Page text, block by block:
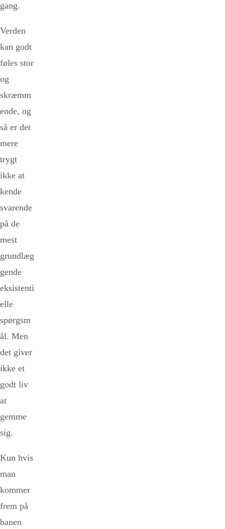
gang.
Verden
kan godt
føles stor
og
skræmm
ende, og
så er det
mere
trygt
ikke at
kende
svarende
på de
mest
grundlæg
gende
eksistenti
elle
spørgsm
ål. Men
det giver
ikke et
godt liv
at
gemme
sig.
Kun hvis
man
kommer
frem på
banen